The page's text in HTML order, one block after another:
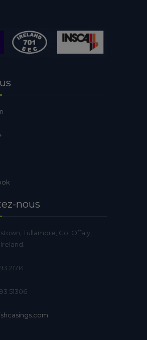
nous
Tullamore, Co. Offaly,
21714
51306